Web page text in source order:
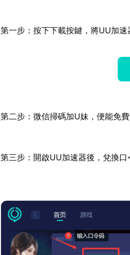
第一步：按下下載按鍵，將UU加速
第二步：微信掃碼加U妹，便能免費
第三步：開啟UU加速器後，兌換口